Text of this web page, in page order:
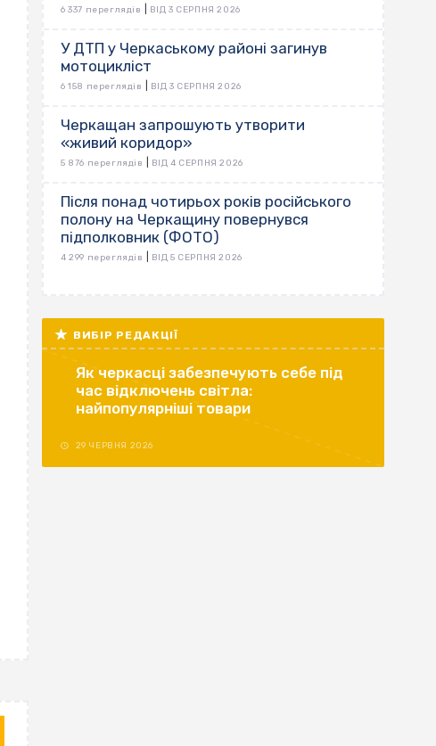
6 337 переглядів ВІД 3 СЕРПНЯ 2026
У ДТП у Черкаському районі загинув
мотоцикліст
6 158 переглядів ВІД 3 СЕРПНЯ 2026
Черкащан запрошують утворити
«живий коридор»
5 876 переглядів ВІД 4 СЕРПНЯ 2026
Після понад чотирьох років російського
полону на Черкащину повернувся
підполковник (ФОТО)
4 299 переглядів ВІД 5 СЕРПНЯ 2026
ВИБІР РЕДАКЦІЇ
Як черкасці забезпечують себе під
час відключень світла:
найпопулярніші товари
29 ЧЕРВНЯ 2026